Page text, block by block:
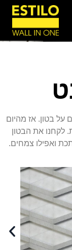
על בטון. אז מהיום
לקחנו את הבטון
ואפילו צמחים.